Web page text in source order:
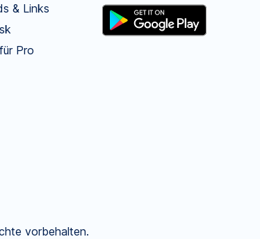
& Links
Pro
vorbehalten.